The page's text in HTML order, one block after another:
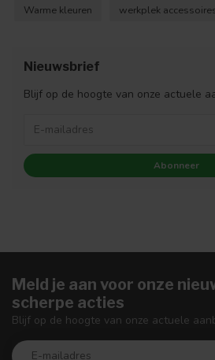
Warme kleuren
werkplek
Nieuwsbrief
Blijf op de hoogte van onze actuele
Abonneer
Meld je aan voor onze
scherpe acties
Blijf op de hoogte van onze actuele